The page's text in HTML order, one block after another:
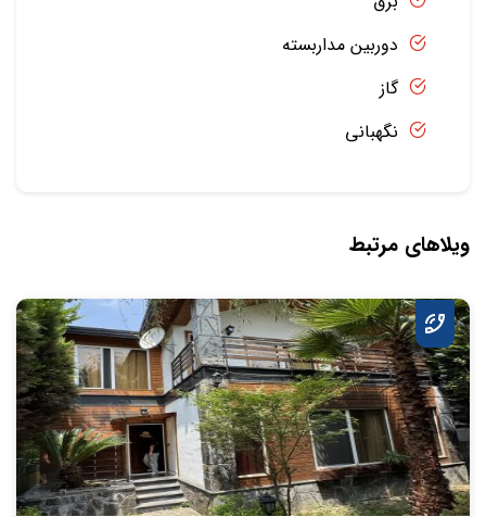
دوربین مداربسته
گاز
نگهبانی
ویلاهای مرتبط